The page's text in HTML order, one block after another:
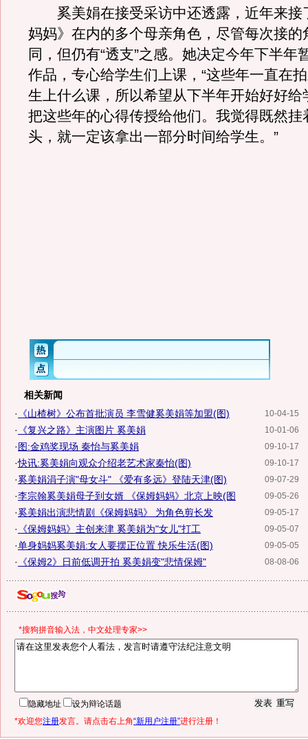
奚美娟在接受采访中还透露，近年来接
妈妈》在内的多个母亲角色，尽管每次接的
同，但仍有“透支”之感。她决定今年下半年
作品，专心给学生们上课，“这些年一直在
生上什么课，所以希望从下半年开始好好给
把这些年的心得传授给他们。我觉得既然挂
头，就一定该拿出一部分时间给学生。”
相关新闻
10-04-15
· 《山楂树》公布首批演员 李雪健奚美娟等加盟(图)
10-01-06
· 《复兴之路》主演图片 奚美娟
09-10-17
·图:金鸡奖现场 秦怡与奚美娟
09-10-17
·快讯:奚美娟向观众介绍老艺术家秦怡(图)
09-07-29
·奚美娟涓子演"母女斗" 《爱有多远》登陆天津(图)
09-05-26
·李宗翰奚美娟母子到女婿 《保姆妈妈》北京上映(图
09-05-17
·奚美娟出演悲情剧《保姆妈妈》 为角色剪长发
09-05-07
· 《保姆妈妈》主创来津 奚美娟为"女儿"打工
09-05-05
·单身妈妈奚美娟:女人要摆正位置 快乐生活(图)
08-08-06
· 《保姆2》日前低调开拍 奚美娟变"悲情保姆"
*搜狗拼音输入法，中文处理专家>>
隐藏地址
设为辩论话题
*欢迎您注册发言。请点击右上角“新用户注册”进行注册！